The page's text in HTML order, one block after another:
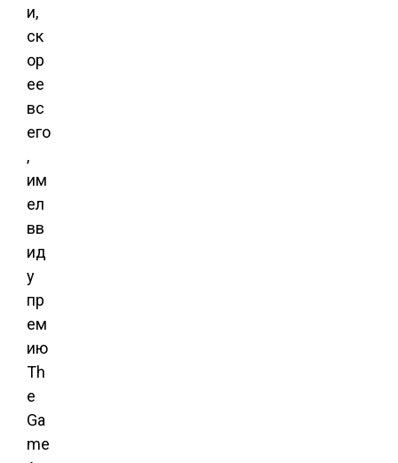
и,
ск
ор
ее
вс
его
,
им
ел
вв
ид
у
пр
ем
ию
Th
e
Ga
me